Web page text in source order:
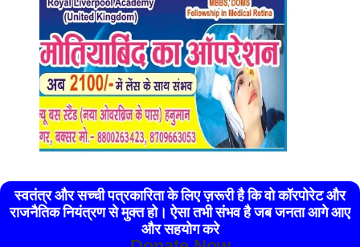
स्वतंत्र और सच्ची पत्रकारिता के लिए ज़रूरी है कि वो कॉरपोरेट और
राजनैतिक नियंत्रण से मुक्त हो। ऐसा तभी संभव है जब जनता आगे आए
और सहयोग करे